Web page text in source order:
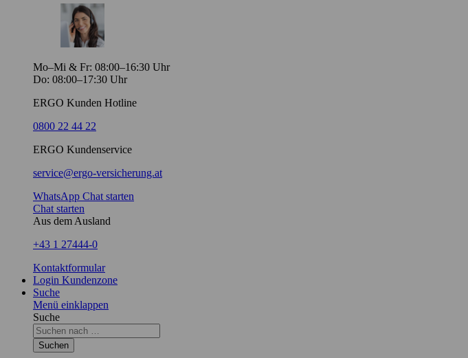
Mo–Mi & Fr: 08:00–16:30 Uhr
Do: 08:00–17:30 Uhr
ERGO Kunden Hotline
0800 22 44 22
ERGO Kundenservice
service@ergo-versicherung.at
WhatsApp Chat starten
Chat starten
Aus dem Ausland
+43 1 27444-0
Kontaktformular
Login Kundenzone
Suche
Menü einklappen
Suche
Suchen